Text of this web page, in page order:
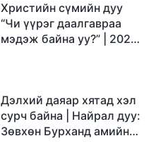
Христийн сүмийн дуу
“Чи үүрэг даалгавраа
мэдэж байна уу?” | 2026
Дэлхий даяар хятад хэл
сурч байна | Найрал дуу:
Зөвхөн Бурханд амийн